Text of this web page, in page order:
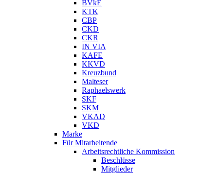
BVkE
KTK
CBP
CKD
CKR
IN VIA
KAFE
KKVD
Kreuzbund
Malteser
Raphaelswerk
SKF
SKM
VKAD
VKD
Marke
Für Mitarbeitende
Arbeitsrechtliche Kommission
Beschlüsse
Mitglieder